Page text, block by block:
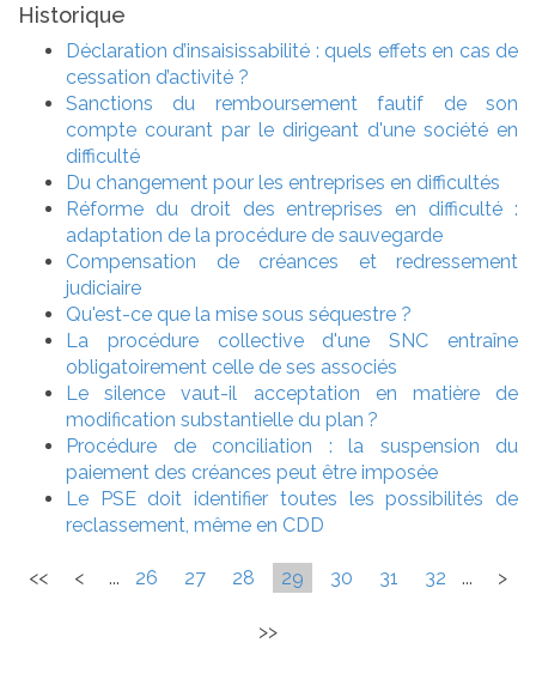
Historique
Déclaration d’insaisissabilité : quels effets en cas de
cessation d’activité ?
Sanctions du remboursement fautif de son
compte courant par le dirigeant d'une société en
difficulté
Du changement pour les entreprises en difficultés
Réforme du droit des entreprises en difficulté :
adaptation de la procédure de sauvegarde
Compensation de créances et redressement
judiciaire
Qu'est-ce que la mise sous séquestre ?
La procédure collective d'une SNC entraîne
obligatoirement celle de ses associés
Le silence vaut-il acceptation en matière de
modification substantielle du plan ?
Procédure de conciliation : la suspension du
paiement des créances peut être imposée
Le PSE doit identifier toutes les possibilités de
reclassement, même en CDD
<< < ... 26 27 28 29 30 31 32 ... >
>>